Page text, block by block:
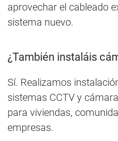
aprovechar el cableado
sistema nuevo.
¿También instaláis
Sí. Realizamos
sistemas CCTV y
para viviendas,
empresas.